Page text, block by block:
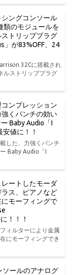
シングコンソール
類のモジュールを
トリッププラグ
」が83%OFF、24
32Cに搭載され
ルストリッププラグ
コンプレッション
くパンチの効い
Baby Audio「I
値に！！
した、力強くパンチ
Baby Audio「I
ートしたモーダ
ス、ピアノなど
モーフィングで
！！！
ィルターにより金属
にモーフィングでき
ソールのアナログ